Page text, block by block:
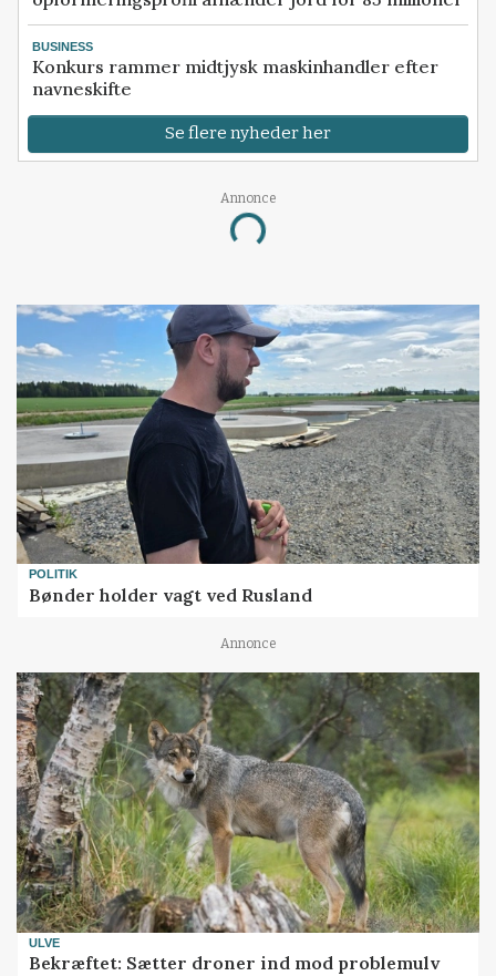
BUSINESS
Konkurs rammer midtjysk maskinhandler efter
navneskifte
Se flere nyheder her
Annonce
Loading...
POLITIK
Bønder holder vagt ved Rusland
Annonce
ULVE
Bekræftet: Sætter droner ind mod problemulv